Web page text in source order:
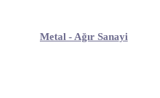
Metal - Ağır Sanayi